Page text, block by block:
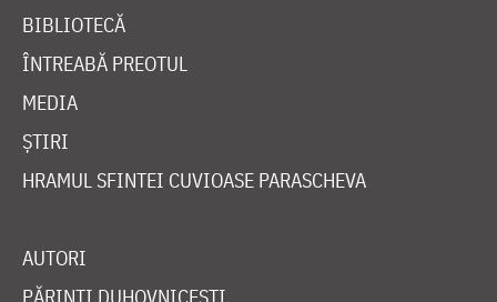
BIBLIOTECĂ
ÎNTREABĂ PREOTUL
MEDIA
ȘTIRI
HRAMUL SFINTEI CUVIOASE PARASCHEVA
AUTORI
PĂRINȚI DUHOVNICEȘTI